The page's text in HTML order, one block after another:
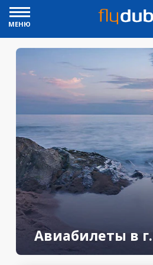
МЕНЮ
Авиабилеты в